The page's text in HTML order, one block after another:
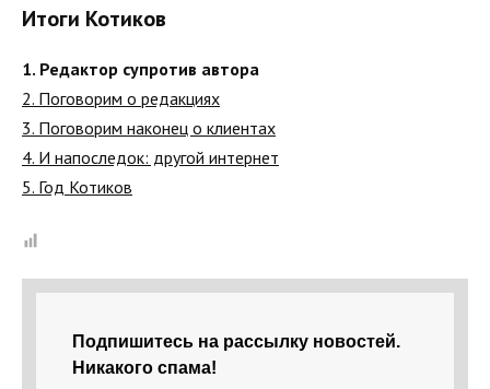
Итоги Котиков
1. Редактор супротив автора
2. Поговорим о редакциях
3. Поговорим наконец о клиентах
4. И напоследок: другой интернет
5. Год Котиков
Подпишитесь на рассылку новостей.
Никакого спама!